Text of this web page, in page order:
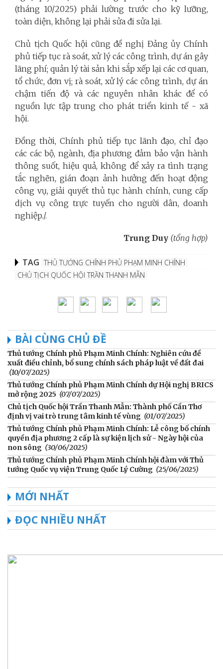
(tháng 10/2025) phải lường trước cho kỹ lưỡng,
toàn diện, không lại phải sửa đi sửa lại.
Chủ tịch Quốc hội cũng đề nghị Đảng ủy Chính
phủ tiếp tục rà soát, xử lý các công trình, dự án gây
lãng phí; quản lý tài sản khi sắp xếp lại các cơ quan,
tổ chức, đơn vị; rà soát, xử lý các công trình, dự án
chậm tiến độ và các nguyên nhân khác để có
nguồn lực tập trung cho phát triển kinh tế - xã
hội.
Đồng thời, Chính phủ tiếp tục lãnh đạo, chỉ đạo
các các bộ, ngành, địa phương đảm bảo vận hành
thông suốt, hiệu quả, không để xảy ra tình trạng
tắc nghẽn, gián đoạn ảnh hưởng đến hoạt động
công vụ, giải quyết thủ tục hành chính, cung cấp
dịch vụ công trực tuyến cho người dân, doanh
nghiệp./.
Trung Duy (tổng hợp)
TAG THỦ TƯỚNG CHÍNH PHỦ PHẠM MINH CHÍNH
CHỦ TỊCH QUỐC HỘI TRẦN THANH MẪN
BÀI CÙNG CHỦ ĐỀ
Thủ tướng Chính phủ Phạm Minh Chính: Nghiên cứu đề
xuất điều chỉnh, bổ sung chính sách pháp luật về đất đai
(10/07/2025)
Thủ tướng Chính phủ Phạm Minh Chính dự Hội nghị BRICS
mở rộng 2025 (07/07/2025)
Chủ tịch Quốc hội Trần Thanh Mẫn: Thành phố Cần Thơ
định vị vai trò trung tâm kinh tế vùng (01/07/2025)
Thủ tướng Chính phủ Phạm Minh Chính: Lễ công bố chính
quyền địa phương 2 cấp là sự kiện lịch sử - Ngày hội của
non sông (30/06/2025)
Thủ tướng Chính phủ Phạm Minh Chính hội đàm với Thủ
tướng Quốc vụ viện Trung Quốc Lý Cường (25/06/2025)
MỚI NHẤT
ĐỌC NHIỀU NHẤT